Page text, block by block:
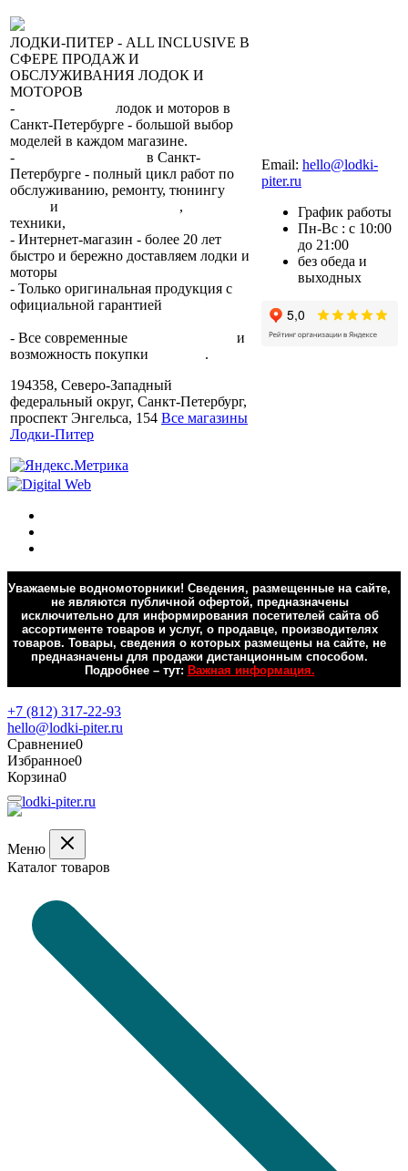
ЛОДКИ-ПИТЕР - ALL INCLUSIVE В
СФЕРЕ ПРОДАЖ И
ОБСЛУЖИВАНИЯ ЛОДОК И
МОТОРОВ
-
лодок и моторов в
Санкт-Петербурге - большой выбор
моделей в каждом магазине.
-
в Санкт-
Петербурге - полный цикл работ по
обслуживанию, ремонту, тюнингу
и ,
техники,
- Интернет-магазин - более 20 лет
быстро и бережно доставляем лодки и
моторы
- Только оригинальная продукция с
официальной гарантией
- Все современные
и
возможность покупки
.
194358, Северо-Западный
федеральный округ, Санкт-Петербург,
проспект Энгельса, 154 Все магазины
Лодки-Питер
Email: hello@lodki-
piter.ru
График работы
Пн-Вс : с 10:00
до 21:00
без обеда и
выходных
Уважаемые водномоторники! Сведения, размещенные на сайте,
не являются публичной офертой, предназначены
исключительно для информирования посетителей сайта об
ассортименте товаров и услуг, о продавце, производителях
товаров. Товары, сведения о которых размещены на сайте, не
предназначены для продажи дистанционным способом.
Подробнее – тут: Важная информация.
+7 (812) 317-22-93
hello@lodki-piter.ru
Сравнение0
Избранное0
Корзина0
Меню
Каталог товаров